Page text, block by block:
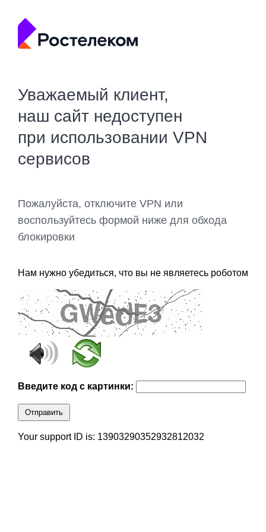
Уважаемый клиент,
наш сайт недоступен
при использовании VPN
сервисов
Пожалуйста, отключите VPN или
воспользуйтесь формой ниже для обхода
блокировки
Нам нужно убедиться, что вы не являетесь роботом
Введите код с картинки:
Отправить
Your support ID is: 13903290352932812032